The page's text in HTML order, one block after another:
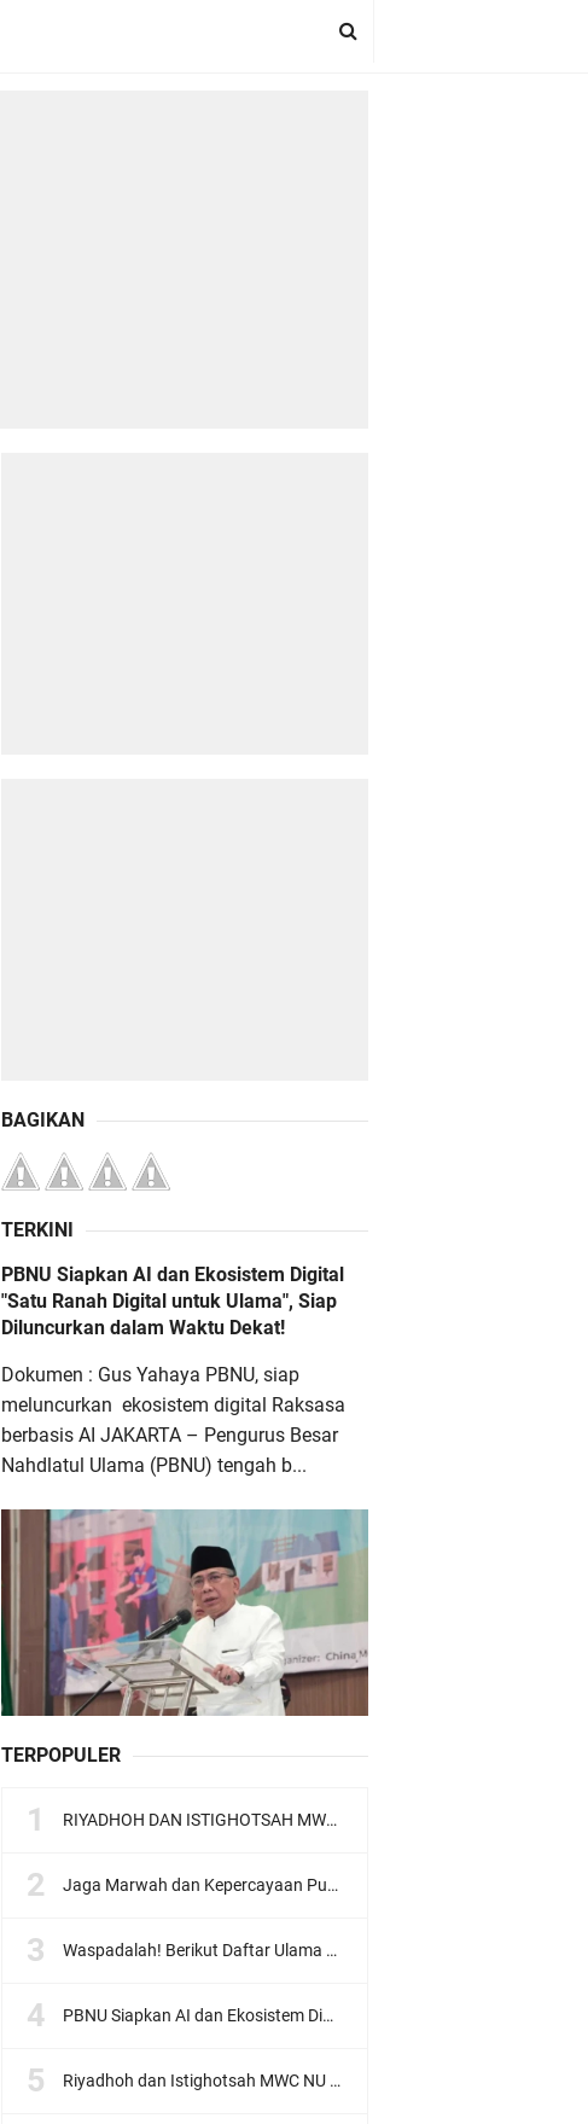
BAGIKAN
TERKINI
PBNU Siapkan AI dan Ekosistem Digital
"Satu Ranah Digital untuk Ulama", Siap
Diluncurkan dalam Waktu Dekat!
Dokumen : Gus Yahaya PBNU, siap
meluncurkan ekosistem digital Raksasa
berbasis AI JAKARTA – Pengurus Besar
Nahdlatul Ulama (PBNU) tengah b...
TERPOPULER
RIYADHOH DAN ISTIGHOTSAH MWC NU LOWOKWARU Menyambut Muktamar NU ke-35, Meneguhkan Sanad Laku Para Muassis
Jaga Marwah dan Kepercayaan Publik, Ratusan Guru Ngaji Kota Malang Serukan Deklarasi Ramah Anak
Waspadalah! Berikut Daftar Ulama Wahabi di Seluruh Dunia dan Karya-karyanya
PBNU Siapkan AI dan Ekosistem Digital "Satu Ranah Digital untuk Ulama", Siap Diluncurkan dalam Waktu Dekat!
Riyadhoh dan Istighotsah MWC NU Lowokwaru: Menguatkan Doa, Menjalin Ukhuwah Menyambut Muktamar NU ke-35